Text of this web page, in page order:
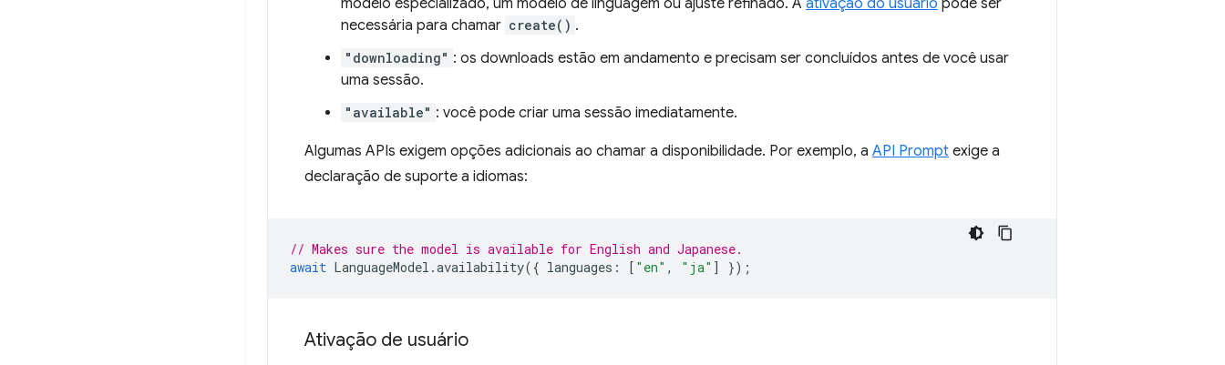
modelo especializado, um modelo de linguagem ou ajuste refinado. A ativação do usuário pode ser
necessária para chamar create() .
"downloading" : os downloads estão em andamento e precisam ser concluídos antes de você usar
uma sessão.
"available" : você pode criar uma sessão imediatamente.
Algumas APIs exigem opções adicionais ao chamar a disponibilidade. Por exemplo, a API Prompt exige a
declaração de suporte a idiomas:
// Makes sure the model is available for English and Japanese.
await LanguageModel .availability({ languages : [ "en" , "ja" ] });
Ativação de usuário